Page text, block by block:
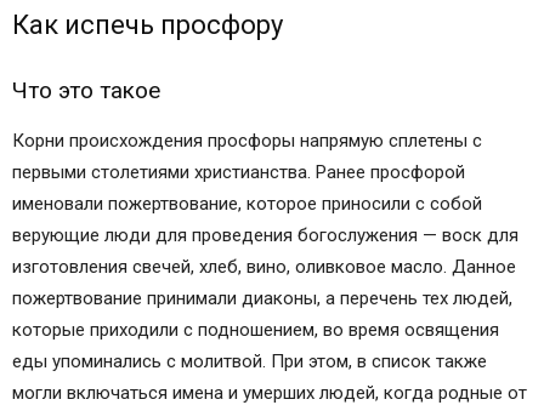
Как испечь просфору
Что это такое
Корни происхождения просфоры напрямую сплетены с
первыми столетиями христианства. Ранее просфорой
именовали пожертвование, которое приносили с собой
верующие люди для проведения богослужения — воск для
изготовления свечей, хлеб, вино, оливковое масло. Данное
пожертвование принимали диаконы, а перечень тех людей,
которые приходили с подношением, во время освящения
еды упоминались с молитвой. При этом, в список также
могли включаться имена и умерших людей, когда родные от